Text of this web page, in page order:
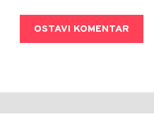
OSTAVI KOMENTAR